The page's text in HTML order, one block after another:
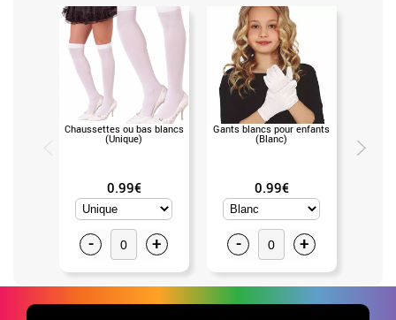
Chaussettes ou bas blancs
(Unique)
0.99€
- +
Gants blancs pour enfants
(Blanc)
0.99€
- +